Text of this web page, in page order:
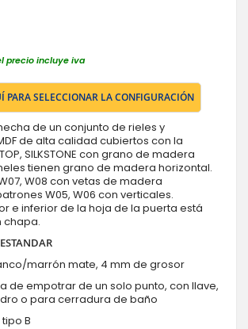
precio incluye iva
PARA SELECCIONAR LA CONFIGURACIÓN
de un conjunto de rieles y
de alta calidad cubiertos con la
SILKSTONE con grano de madera
tienen grano de madera horizontal.
W08 con vetas de madera
W05, W06 con verticales.
e inferior de la hoja de la puerta está
chapa.
marrón mate, 4 mm de grosor
de empotrar de un solo punto, con llave,
o para cerradura de baño
B